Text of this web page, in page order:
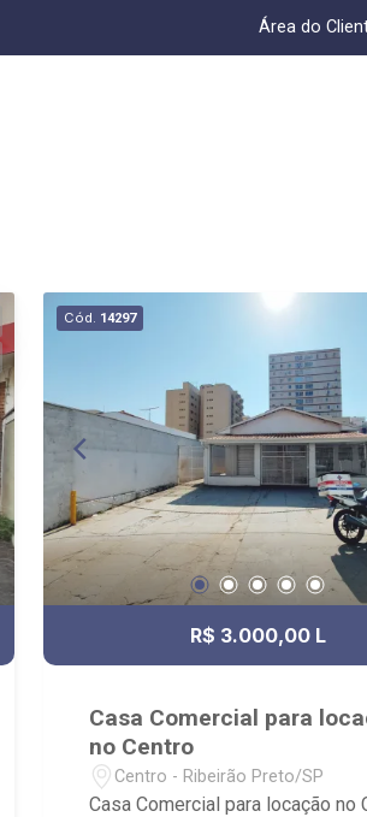
Área do
Cód. 14297
R$ 3.000,00 L
Casa Comercial para
no Centro
Centro - Ribeirão Preto/SP
Casa Comercial para locação no